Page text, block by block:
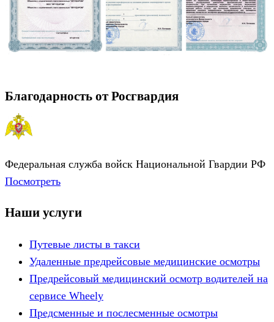
Благодарность от Росгвардия
Федеральная служба войск Национальной Гвардии РФ
Посмотреть
Наши услуги
Путевые листы в такси
Удаленные предрейсовые медицинские осмотры
Предрейсовый медицинский осмотр водителей на
сервисе Wheely
Предсменные и послесменные осмотры